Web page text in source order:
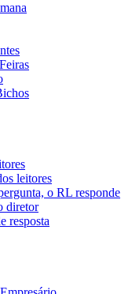
leitores
o RL responde
diretor
resposta